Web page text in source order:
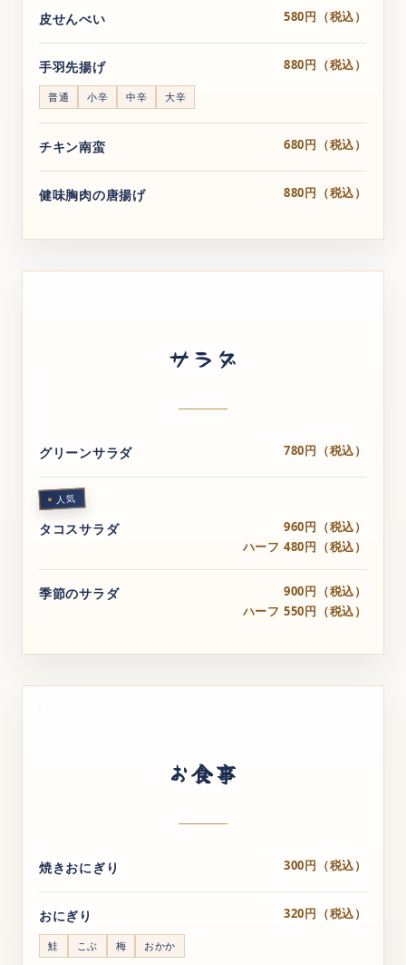
皮せんべい 580円（税込）
手羽先揚げ 880円（税込）
普通 小辛 中辛 大辛
チキン南蛮 680円（税込）
健味胸肉の唐揚げ 880円（税込）
サラダ
グリーンサラダ 780円（税込）
人気
タコスサラダ
960円（税込）
ハーフ 480円（税込）
季節のサラダ
900円（税込）
ハーフ 550円（税込）
お食事
焼きおにぎり 300円（税込）
おにぎり 320円（税込）
鮭 こぶ 梅 おかか